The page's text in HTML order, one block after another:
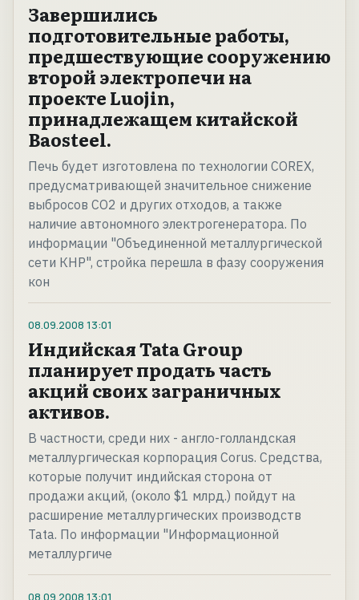
Завершились
подготовительные работы,
предшествующие сооружению
второй электропечи на
проекте Luojin,
принадлежащем китайской
Baosteel.
Печь будет изготовлена по технологии COREX,
предусматривающей значительное снижение
выбросов СО2 и других отходов, а также
наличие автономного электрогенератора. По
информации "Объединенной металлургической
сети КНР", стройка перешла в фазу сооружения
кон
08.09.2008 13:01
Индийская Tata Group
планирует продать часть
акций своих заграничных
активов.
В частности, среди них - англо-голландская
металлургическая корпорация Corus. Средства,
которые получит индийская сторона от
продажи акций, (около $1 млрд.) пойдут на
расширение металлургических производств
Tata. По информации "Информационной
металлургиче
08.09.2008 13:01